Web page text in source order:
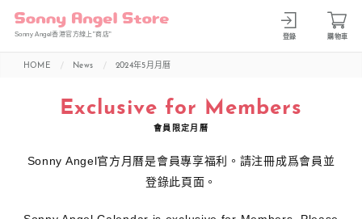
Sonny Angel香港官方線上”商店” 登錄 購物車
HOME News 2024年5月月曆
Exclusive for Members
會員限定月曆
Sonny Angel官方月曆是會員專享福利。請注冊成爲會員並
登錄此頁面。